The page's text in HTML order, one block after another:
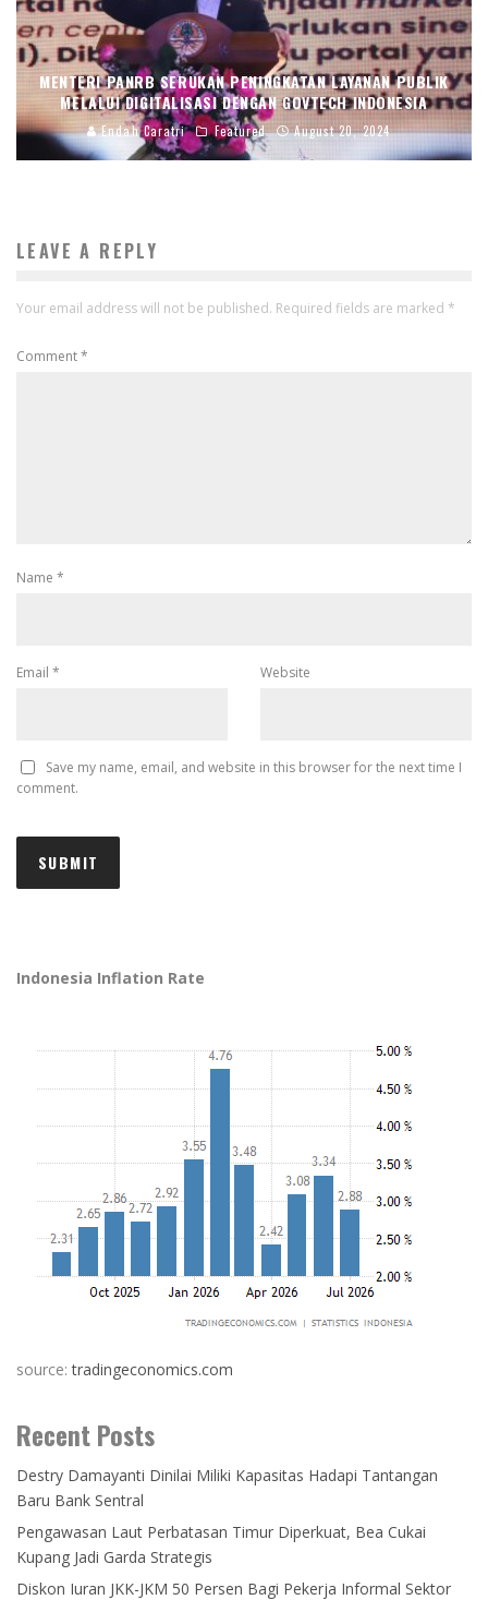
MENTERI PANRB SERUKAN PENINGKATAN LAYANAN PUBLIK
MELALUI DIGITALISASI DENGAN GOVTECH INDONESIA
Endah Caratri Featured August 20, 2024
LEAVE A REPLY
Your email address will not be published. Required fields are marked *
Comment*
Name *
Email * Website
Save my name, email, and website in this browser for the next time I
comment.
Indonesia Inflation Rate
source:tradingeconomics.com
Recent Posts
Destry Damayanti Dinilai Miliki Kapasitas Hadapi Tantangan
Baru Bank Sentral
Pengawasan Laut Perbatasan Timur Diperkuat, Bea Cukai
Kupang Jadi Garda Strategis
Diskon Iuran JKK-JKM 50 Persen Bagi Pekerja Informal Sektor